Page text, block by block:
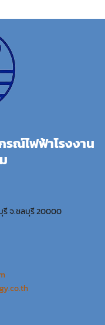
รณ์ไฟฟ้าโรงงาน
รี จ.ชลบุรี 20000